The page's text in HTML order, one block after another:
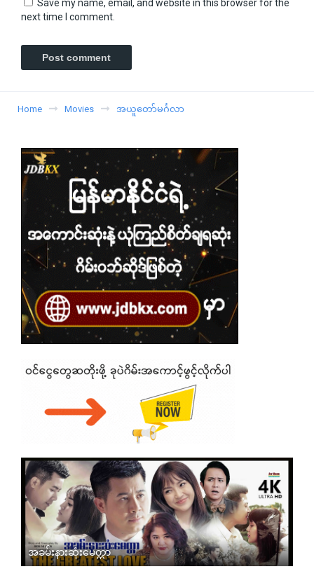
Save my name, email, and website in this browser for the
next time I comment.
Home Movies အယူတော်မင်္ဂလာ
အခမ်းနားဆုံးမေတ္တာ